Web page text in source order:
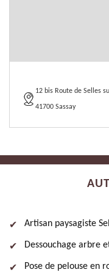
12 bis Route de Selles
41700 Sassay
Artisan paysagiste
Dessouchage arbre
Pose de pelouse en